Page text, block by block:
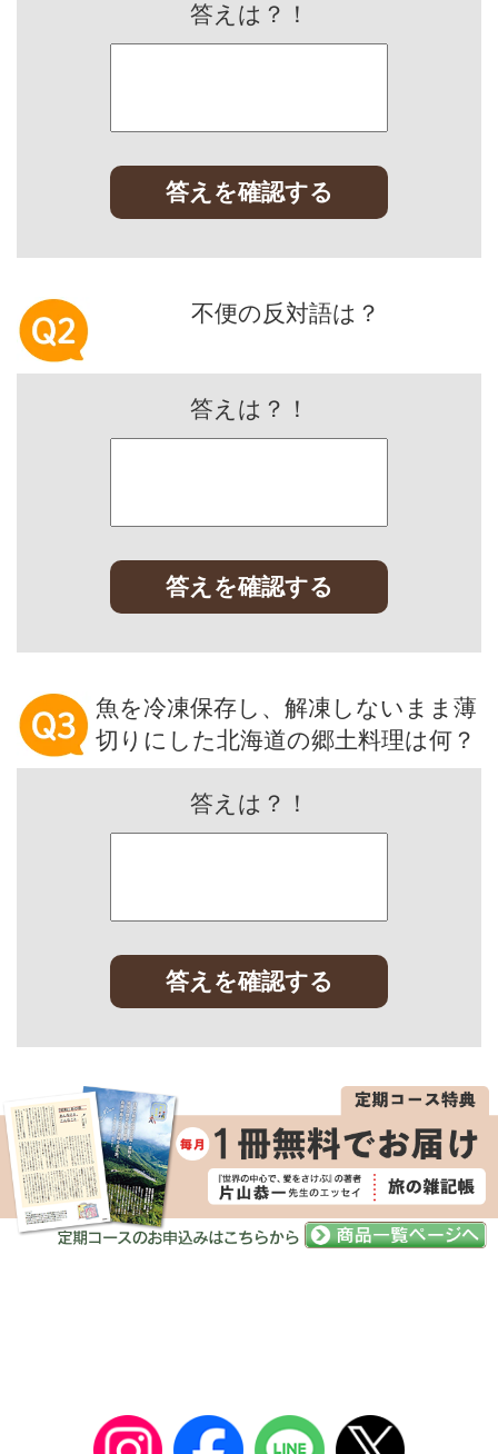
答えは？！
答えを確認する
不便の反対語は？
答えは？！
答えを確認する
魚を冷凍保存し、解凍しないまま薄
切りにした北海道の郷土料理は何？
答えは？！
答えを確認する